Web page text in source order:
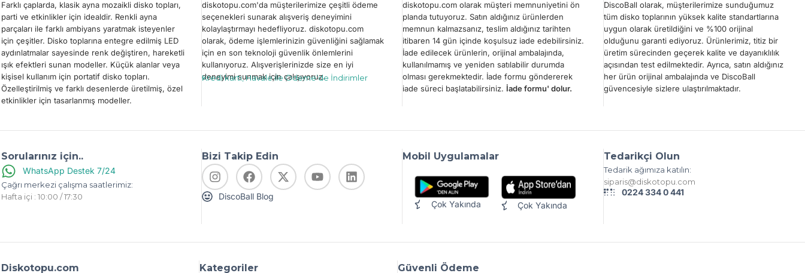
Farklı çaplarda, klasik ayna mozaikli disko topları,
parti ve etkinlikler için idealdir. Renkli ayna
parçaları ile farklı ambiyans yaratmak isteyenler
için çeşitler. Disko toplarına entegre edilmiş LED
aydınlatmalar sayesinde renk değiştiren, hareketli
ışık efektleri sunan modeller. Küçük alanlar veya
kişisel kullanım için portatif disko topları.
Özelleştirilmiş ve farklı desenlerde üretilmiş, özel
etkinlikler için tasarlanmış modeller.
diskotopu.com'da müşterilerimize çeşitli ödeme
seçenekleri sunarak alışveriş deneyimini
kolaylaştırmayı hedefliyoruz. diskotopu.com
olarak, ödeme işlemlerinizin güvenliğini sağlamak
için en son teknoloji güvenlik önlemlerini
kullanıyoruz. Alışverişlerinizde size en iyi
deneyimi sunmak için çalışıyoruz.
Kredi kartı, Havale ile Ödeme’de İndirimler
diskotopu.com olarak müşteri memnuniyetini ön
planda tutuyoruz. Satın aldığınız ürünlerden
memnun kalmazsanız, teslim aldığınız tarihten
itibaren 14 gün içinde koşulsuz iade edebilirsiniz.
İade edilecek ürünlerin, orijinal ambalajında,
kullanılmamış ve yeniden satılabilir durumda
olması gerekmektedir. İade formu göndererek
iade süreci başlatabilirsiniz. İade formu' dolur.
DiscoBall olarak, müşterilerimize sunduğumuz
tüm disko toplarının yüksek kalite standartlarına
uygun olarak üretildiğini ve %100 orijinal
olduğunu garanti ediyoruz. Ürünlerimiz, titiz bir
üretim sürecinden geçerek kalite ve dayanıklılık
açısından test edilmektedir. Ayrıca, satın aldığınız
her ürün orijinal ambalajında ve DiscoBall
güvencesiyle sizlere ulaştırılmaktadır.
Sorularınız için..
WhatsApp Destek 7/24
Çağrı merkezi çalışma saatlerimiz:
Hafta içi : 10:00 / 17:30
Bizi Takip Edin
DiscoBall Blog
Mobil Uygulamalar
Çok Yakında Çok Yakında
Tedarikçi Olun
Tedarik ağımıza katılın:
siparis@diskotopu.com
0224 334 0 441
Diskotopu.com Kategoriler Güvenli Ödeme